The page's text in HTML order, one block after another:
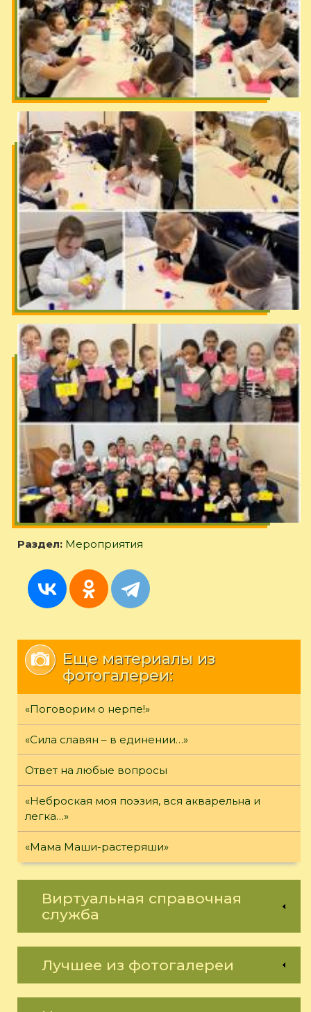
Раздел: Мероприятия
Еще материалы из
фотогалереи:
«Поговорим о нерпе!»
«Сила славян – в единении…»
Ответ на любые вопросы
«Неброская моя поэзия, вся акварельна и
легка…»
«Мама Маши-растеряши»
Виртуальная справочная
служба
Лучшее из фотогалереи